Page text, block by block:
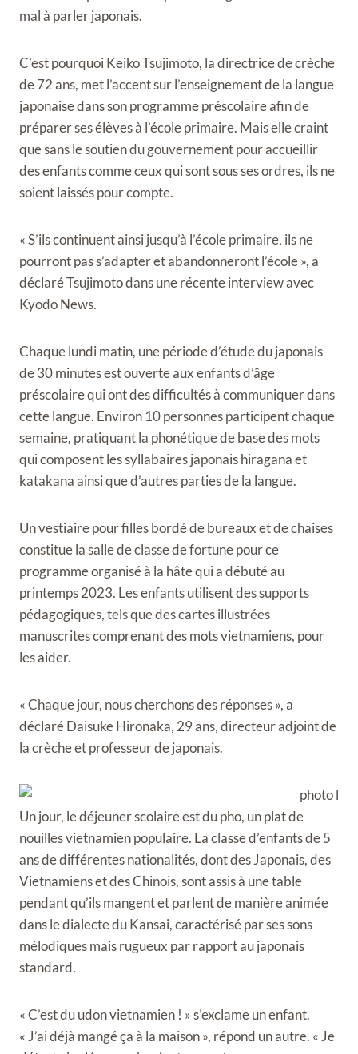
mal à parler japonais.
C’est pourquoi Keiko Tsujimoto, la directrice de crèche
de 72 ans, met l’accent sur l’enseignement de la langue
japonaise dans son programme préscolaire afin de
préparer ses élèves à l’école primaire. Mais elle craint
que sans le soutien du gouvernement pour accueillir
des enfants comme ceux qui sont sous ses ordres, ils ne
soient laissés pour compte.
« S’ils continuent ainsi jusqu’à l’école primaire, ils ne
pourront pas s’adapter et abandonneront l’école », a
déclaré Tsujimoto dans une récente interview avec
Kyodo News.
Chaque lundi matin, une période d’étude du japonais
de 30 minutes est ouverte aux enfants d’âge
préscolaire qui ont des difficultés à communiquer dans
cette langue. Environ 10 personnes participent chaque
semaine, pratiquant la phonétique de base des mots
qui composent les syllabaires japonais hiragana et
katakana ainsi que d’autres parties de la langue.
Un vestiaire pour filles bordé de bureaux et de chaises
constitue la salle de classe de fortune pour ce
programme organisé à la hâte qui a débuté au
printemps 2023. Les enfants utilisent des supports
pédagogiques, tels que des cartes illustrées
manuscrites comprenant des mots vietnamiens, pour
les aider.
« Chaque jour, nous cherchons des réponses », a
déclaré Daisuke Hironaka, 29 ans, directeur adjoint de
la crèche et professeur de japonais.
Un jour, le déjeuner scolaire est du pho, un plat de
nouilles vietnamien populaire. La classe d’enfants de 5
ans de différentes nationalités, dont des Japonais, des
Vietnamiens et des Chinois, sont assis à une table
pendant qu’ils mangent et parlent de manière animée
dans le dialecte du Kansai, caractérisé par ses sons
mélodiques mais rugueux par rapport au japonais
standard.
« C’est du udon vietnamien ! » s’exclame un enfant.
« J’ai déjà mangé ça à la maison », répond un autre. « Je